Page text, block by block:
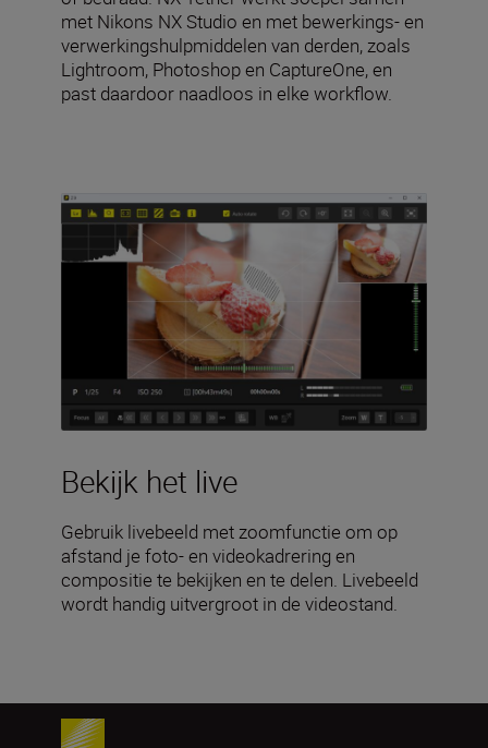
met Nikons NX Studio en met bewerkings- en
verwerkingshulpmiddelen van derden, zoals
Lightroom, Photoshop en CaptureOne, en
past daardoor naadloos in elke workflow.
Bekijk het live
Gebruik livebeeld met zoomfunctie om op
afstand je foto- en videokadrering en
compositie te bekijken en te delen. Livebeeld
wordt handig uitvergroot in de videostand.